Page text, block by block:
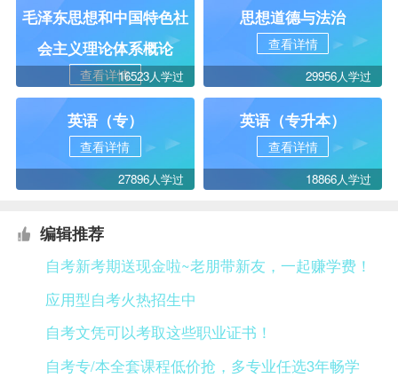
毛泽东思想和中国特色社
会主义理论体系概论
查看详情16523人学过
思想道德与法治
查看详情
29956人学过
英语（专）
查看详情
27896人学过
英语（专升本）
查看详情
18866人学过
编辑推荐
自考新考期送现金啦~老朋带新友，一起赚学费！
应用型自考火热招生中
自考文凭可以考取这些职业证书！
自考专/本全套课程低价抢，多专业任选3年畅学